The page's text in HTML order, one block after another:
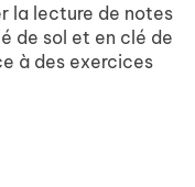
la lecture de notes
de sol et en clé de
à des exercices